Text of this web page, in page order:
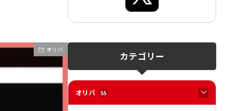
オリパ
カテゴリー
オリパ 55